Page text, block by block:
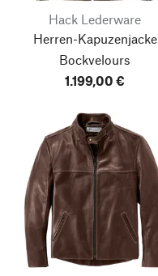
Hack Lederware
Herren-Kapuzenjacke
Bockvelours
1.199,00 €